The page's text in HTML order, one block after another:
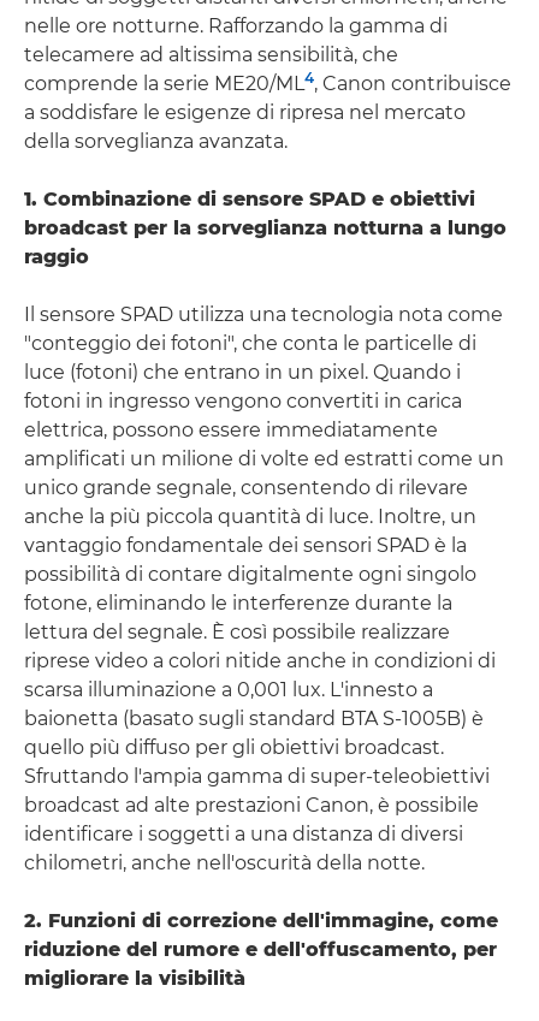
nelle ore notturne. Rafforzando la gamma di
telecamere ad altissima sensibilità, che
comprende la serie ME20/ML 4, Canon contribuisce
a soddisfare le esigenze di ripresa nel mercato
della sorveglianza avanzata.
1. Combinazione di sensore SPAD e obiettivi
broadcast per la sorveglianza notturna a lungo
raggio
Il sensore SPAD utilizza una tecnologia nota come
"conteggio dei fotoni", che conta le particelle di
luce (fotoni) che entrano in un pixel. Quando i
fotoni in ingresso vengono convertiti in carica
elettrica, possono essere immediatamente
amplificati un milione di volte ed estratti come un
unico grande segnale, consentendo di rilevare
anche la più piccola quantità di luce. Inoltre, un
vantaggio fondamentale dei sensori SPAD è la
possibilità di contare digitalmente ogni singolo
fotone, eliminando le interferenze durante la
lettura del segnale. È così possibile realizzare
riprese video a colori nitide anche in condizioni di
scarsa illuminazione a 0,001 lux. L'innesto a
baionetta (basato sugli standard BTA S-1005B) è
quello più diffuso per gli obiettivi broadcast.
Sfruttando l'ampia gamma di super-teleobiettivi
broadcast ad alte prestazioni Canon, è possibile
identificare i soggetti a una distanza di diversi
chilometri, anche nell'oscurità della notte.
2. Funzioni di correzione dell'immagine, come
riduzione del rumore e dell'offuscamento, per
migliorare la visibilità